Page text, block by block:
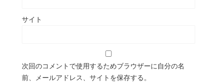
サイト
次回のコメントで使用するためブラウザーに自分の名
前、メールアドレス、サイトを保存する。